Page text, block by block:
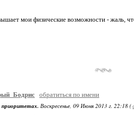
мои физические возможности - жаль,
обратиться по имени
приоритетах. Воскресенье, 09 Июня 2013 г. 22:18 (